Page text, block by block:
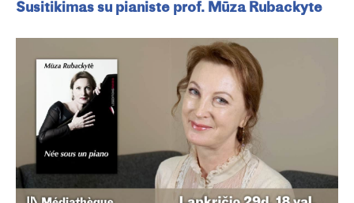
Susitikimas su pianiste prof. Mūza Rubackyte